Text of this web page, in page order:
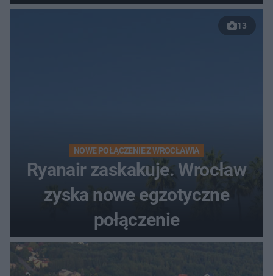
nowej drogi
13
NOWE POŁĄCZENIE Z WROCŁAWIA
Ryanair zaskakuje. Wrocław
zyska nowe egzotyczne
połączenie